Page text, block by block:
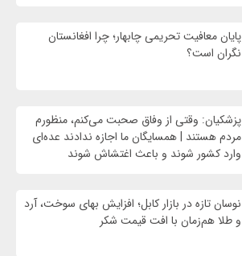
پایان معافیت تحریمی‌ چابهار؛ چرا افغانستان
نگران است؟
پزشکیان: وقتی از وفاق صحبت می‌کنم، منظورم
مردم هستند | همسایگان ما اجازه ندادند عده‌ای
وارد کشور شوند و باعث اغتشاش شوند
نوسان تازه در بازار کابل؛ افزایش بهای سوخت، آرد
و طلا هم‌زمان با افت قیمت شکر